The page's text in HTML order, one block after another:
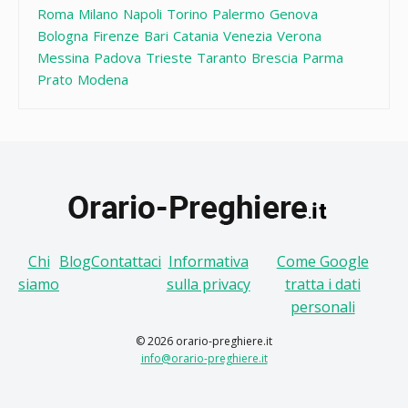
Roma Milano Napoli Torino Palermo Genova
Bologna Firenze Bari Catania Venezia Verona
Messina Padova Trieste Taranto Brescia Parma
Prato Modena
Chi
siamo
BlogContattaci Informativa
sulla privacy
Come Google
tratta i dati
personali
© 2026 orario-preghiere.it
info@orario-preghiere.it